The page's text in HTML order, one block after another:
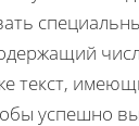
текст,
успешно